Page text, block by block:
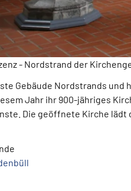
- Nordstrand der
Gebäude Nordstrands
Jahr ihr 900-jähriges
Die geöffnete Kirche lädt